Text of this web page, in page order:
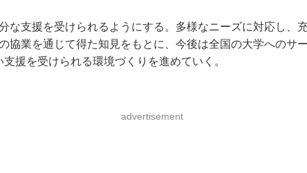
支援を受けられるようにする。多様なニーズに対応し、
業を通じて得た知見をもとに、今後は全国の大学へのサ
援を受けられる環境づくりを進めていく。
advertisement